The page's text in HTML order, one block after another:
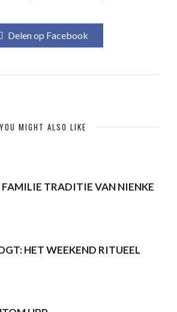
Delen op Facebook
YOU MIGHT ALSO LIKE
FAMILIE TRADITIE VAN NIENKE
HET WEEKEND RITUEEL